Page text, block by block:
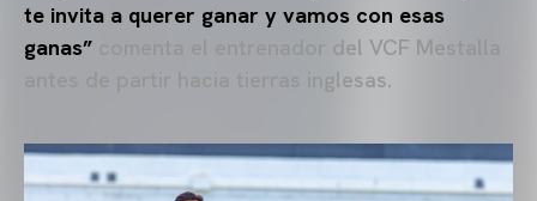
te invita a querer ganar y vamos con esas
ganas” comenta el entrenador del VCF Mestalla
antes de partir hacia tierras inglesas.